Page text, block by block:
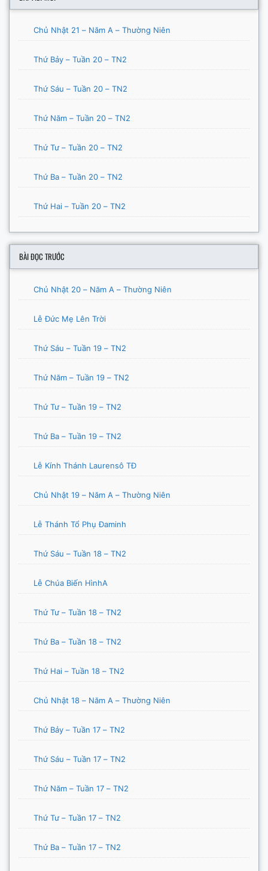
Chủ Nhật 21 – Năm A – Thường Niên
Thứ Bảy – Tuần 20 – TN2
Thứ Sáu – Tuần 20 – TN2
Thứ Năm – Tuần 20 – TN2
Thứ Tư – Tuần 20 – TN2
Thứ Ba – Tuần 20 – TN2
Thứ Hai – Tuần 20 – TN2
BÀI ĐỌC TRƯỚC
Chủ Nhật 20 – Năm A – Thường Niên
Lễ Đức Mẹ Lên Trời
Thứ Sáu – Tuần 19 – TN2
Thứ Năm – Tuần 19 – TN2
Thứ Tư – Tuần 19 – TN2
Thứ Ba – Tuần 19 – TN2
Lễ Kính Thánh Laurensô TĐ
Chủ Nhật 19 – Năm A – Thường Niên
Lễ Thánh Tổ Phụ Đaminh
Thứ Sáu – Tuần 18 – TN2
Lễ Chúa Biến HìnhA
Thứ Tư – Tuần 18 – TN2
Thứ Ba – Tuần 18 – TN2
Thứ Hai – Tuần 18 – TN2
Chủ Nhật 18 – Năm A – Thường Niên
Thứ Bảy – Tuần 17 – TN2
Thứ Sáu – Tuần 17 – TN2
Thứ Năm – Tuần 17 – TN2
Thứ Tư – Tuần 17 – TN2
Thứ Ba – Tuần 17 – TN2